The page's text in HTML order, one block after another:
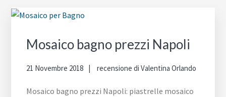
Mosaico bagno prezzi Napoli
21 Novembre 2018 recensione diValentina Orlando
Mosaico bagno prezzi Napoli: piastrelle mosaico
primaria